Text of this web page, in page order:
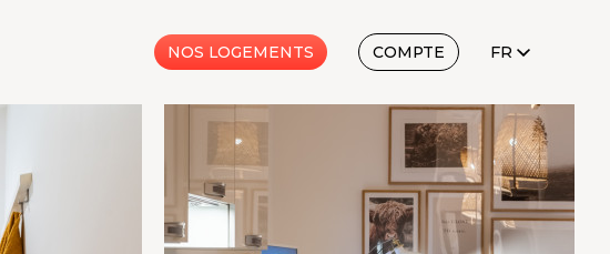
NOS LOGEMENTS COMPTE FR